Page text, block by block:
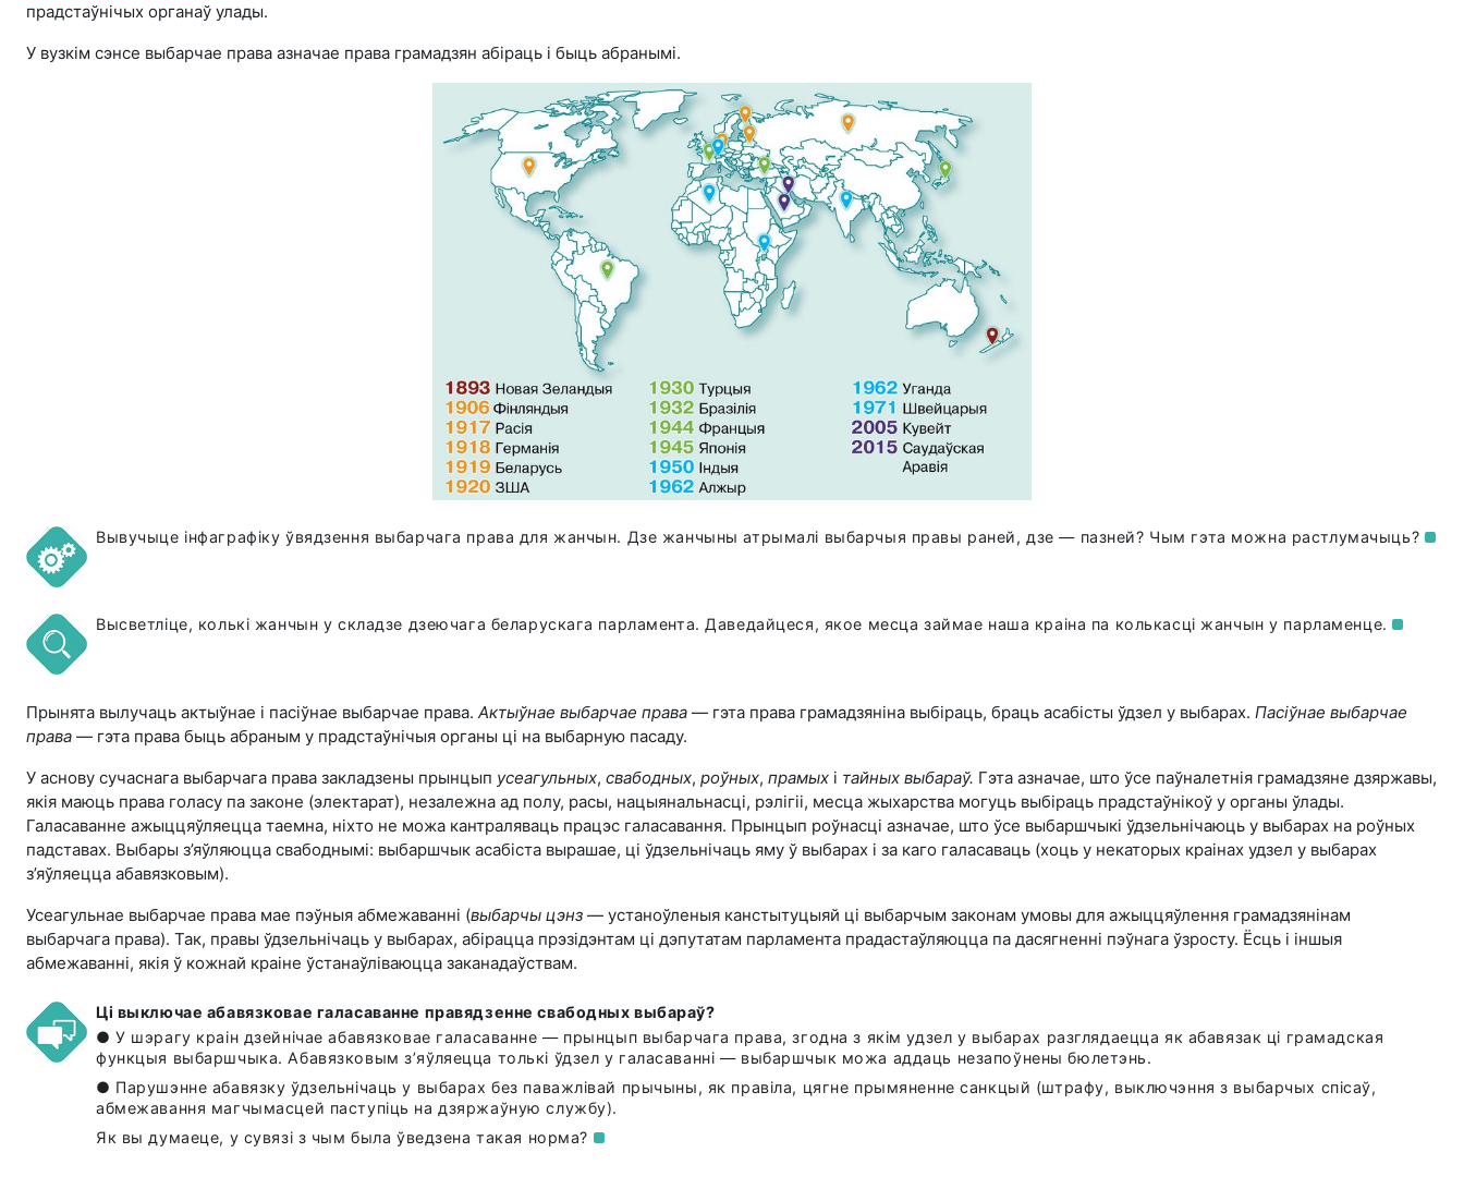
прадстаўнічых органаў улады.
У вузкім сэнсе выбарчае права азначае права грамадзян абіраць і быць абранымі.
Вывучыце інфаграфіку ўвядзення выбарчага права для жанчын. Дзе жанчыны атрымалі выбарчыя правы раней, дзе — пазней? Чым гэта можна растлумачыць?
Высветліце, колькі жанчын у складзе дзеючага беларускага парламента. Даведайцеся, якое месца займае наша краіна па колькасці жанчын у парламенце.
Прынята вылучаць актыўнае і пасіўнае выбарчае права. Актыўнае выбарчае права — гэта права грамадзяніна выбіраць, браць асабісты ўдзел у выбарах. Пасіўнае выбарчае
права — гэта права быць абраным у прадстаўнічыя органы ці на выбарную пасаду.
У аснову сучаснага выбарчага права закладзены прынцып усеагульных, свабодных, роўных, прамых і тайных выбараў. Гэта азначае, што ўсе паўналетнія грамадзяне дзяржавы,
якія маюць права голасу па законе (электарат), незалежна ад полу, расы, нацыянальнасці, рэлігіі, месца жыхарства могуць выбіраць прадстаўнікоў у органы ўлады.
Галасаванне ажыццяўляецца таемна, ніхто не можа кантраляваць працэс галасавання. Прынцып роўнасці азначае, што ўсе выбаршчыкі ўдзельнічаюць у выбарах на роўных
падставах. Выбары з’яўляюцца свабоднымі: выбаршчык асабіста вырашае, ці ўдзельнічаць яму ў выбарах і за каго галасаваць (хоць у некаторых краінах удзел у выбарах
з’яўляецца абавязковым).
Усеагульнае выбарчае права мае пэўныя абмежаванні (выбарчы цэнз — устаноўленыя канстытуцыяй ці выбарчым законам умовы для ажыццяўлення грамадзянінам
выбарчага права). Так, правы ўдзельнічаць у выбарах, абірацца прэзідэнтам ці дэпутатам парламента прадастаўляюцца па дасягненні пэўнага ўзросту. Ёсць і іншыя
абмежаванні, якія ў кожнай краіне ўстанаўліваюцца заканадаўствам.
Ці выключае абавязковае галасаванне правядзенне свабодных выбараў?
● У шэрагу краін дзейнічае абавязковае галасаванне — прынцып выбарчага права, згодна з якім удзел у выбарах разглядаецца як абавязак ці грамадская
функцыя выбаршчыка. Абавязковым з’яўляецца толькі ўдзел у галасаванні — выбаршчык можа аддаць незапоўнены бюлетэнь.
● Парушэнне абавязку ўдзельнічаць у выбарах без паважлівай прычыны, як правіла, цягне прымяненне санкцый (штрафу, выключэння з выбарчых спісаў,
абмежавання магчымасцей паступіць на дзяржаўную службу).
Як вы думаеце, у сувязі з чым была ўведзена такая норма?